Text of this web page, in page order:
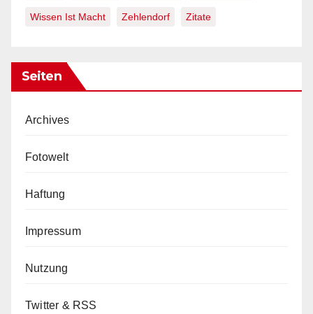
Wissen Ist Macht Zehlendorf Zitate
Seiten
Archives
Fotowelt
Haftung
Impressum
Nutzung
Twitter & RSS